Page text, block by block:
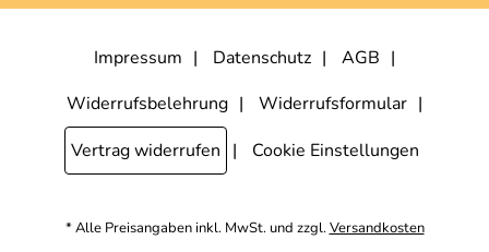
kann ich jederzeit mit Wirkung für die Zukunft widerrufen, indem ich
den Link "Abmelden" am Ende des Newsletters anklicke. Die
Impressum Datenschutz
AGB
Widerrufsbelehrung
Widerrufsformular
Vertrag widerrufen
Cookie Einstellungen
* Alle Preisangaben inkl. MwSt. und zzgl.Versandkosten